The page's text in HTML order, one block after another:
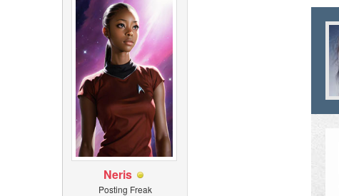
Neris
Posting Freak